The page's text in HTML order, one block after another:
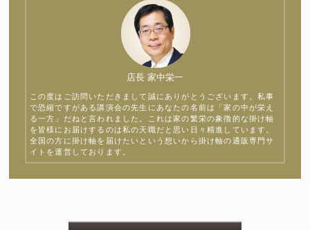
店長 家中栄一
この度はご訪問いただきまして誠にありがとうございます。私事
で恐縮ですがある講演会の先生にあなたの名前は「家の中が栄え
る一方」だねと言われました。これは家の繁栄の象徴的な掛け軸
を皆様にお届けするのは私の天職だと思い日々精進しています。
全国の方に掛け軸を届けたいという想いから掛け軸の通販専門サ
イトを運営しております。